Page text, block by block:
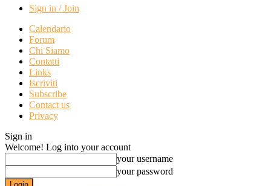
Sign in / Join
Calendario
Forum
Chi Siamo
Contatti
Links
Iscriviti
Subscribe
Contact us
Privacy
Sign in
Welcome! Log into your account
your username
your password